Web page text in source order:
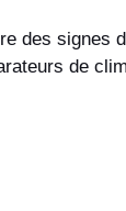
des signes
de